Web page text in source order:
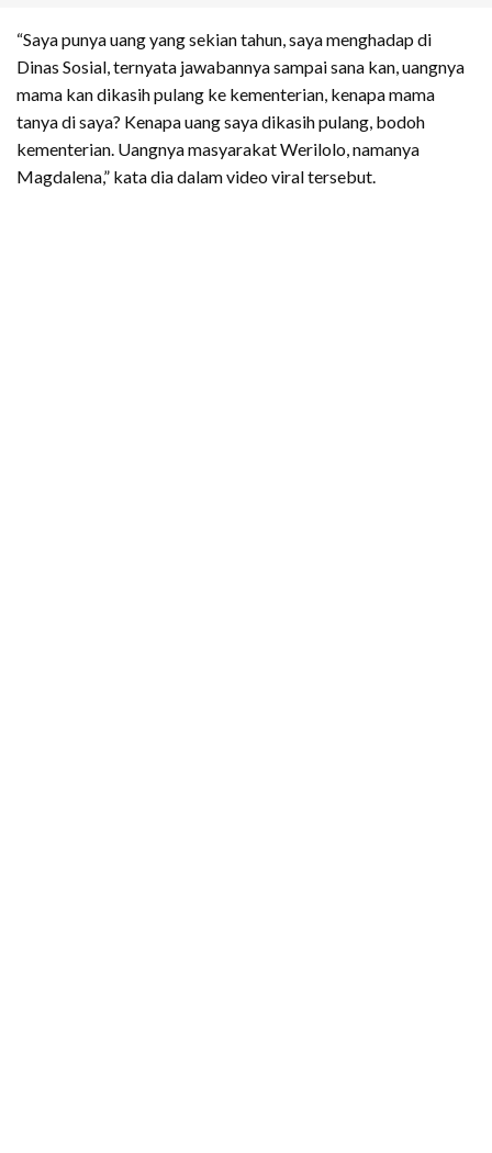
“Saya punya uang yang sekian tahun, saya menghadap di
Dinas Sosial, ternyata jawabannya sampai sana kan, uangnya
mama kan dikasih pulang ke kementerian, kenapa mama
tanya di saya? Kenapa uang saya dikasih pulang, bodoh
kementerian. Uangnya masyarakat Werilolo, namanya
Magdalena,” kata dia dalam video viral tersebut.